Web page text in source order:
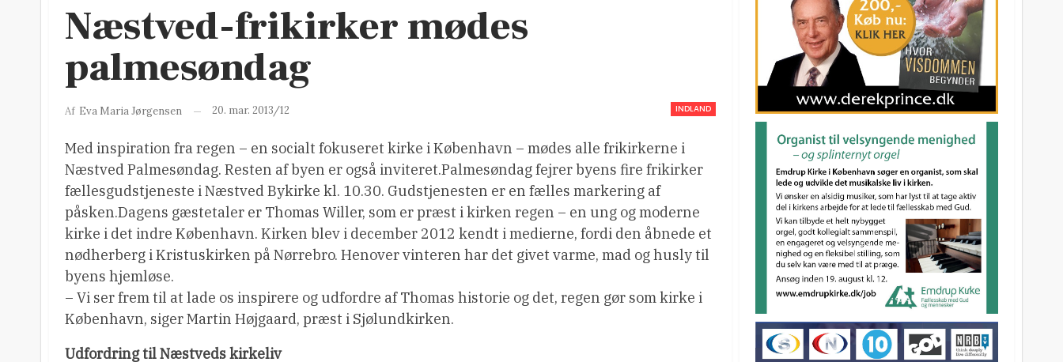
Næstved-frikirker mødes
palmesøndag
INDLAND
Af Eva Maria Jørgensen 20. mar. 2013/12
Med inspiration fra regen – en socialt fokuseret kirke i København – mødes alle frikirkerne i
Næstved Palmesøndag. Resten af byen er også inviteret.Palmesøndag fejrer byens fire frikirker
fællesgudstjeneste i Næstved Bykirke kl. 10.30. Gudstjenesten er en fælles markering af
påsken.Dagens gæstetaler er Thomas Willer, som er præst i kirken regen – en ung og moderne
kirke i det indre København. Kirken blev i december 2012 kendt i medierne, fordi den åbnede et
nødherberg i Kristuskirken på Nørrebro. Henover vinteren har det givet varme, mad og husly til
byens hjemløse.
– Vi ser frem til at lade os inspirere og udfordre af Thomas historie og det, regen gør som kirke i
København, siger Martin Højgaard, præst i Sjølundkirken.
Udfordring til Næstveds kirkeliv